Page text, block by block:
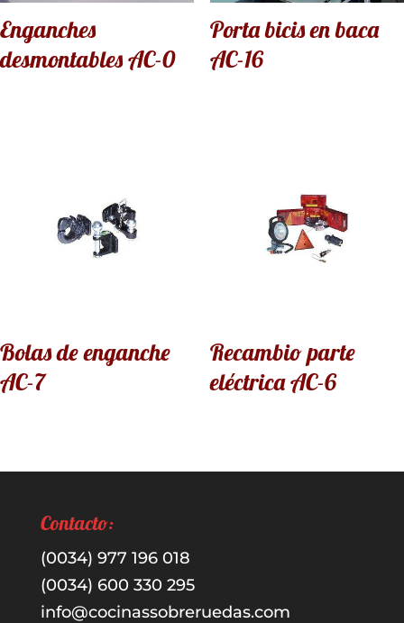
Enganches
desmontables AC-0
Porta bicis en baca
AC-16
Bolas de enganche
AC-7
Recambio parte
eléctrica AC-6
Contacto:
(0034) 977 196 018
(0034) 600 330 295
info@cocinassobreruedas.com